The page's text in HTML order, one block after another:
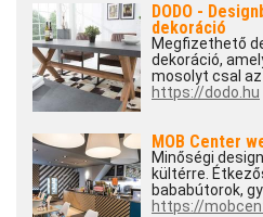
DODO -
dekoráció
Megfizethető
dekoráció,
mosolyt csal
https://dodo.hu
MOB Center
Minőségi
kültérre.
bababútorok,
https://